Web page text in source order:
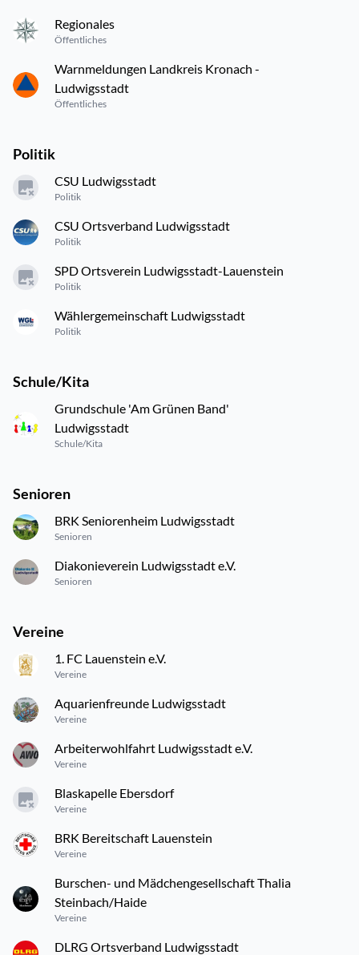
Regionales
Öffentliches
Warnmeldungen Landkreis Kronach -
Ludwigsstadt
Öffentliches
Politik
CSU Ludwigsstadt
Politik
CSU Ortsverband Ludwigsstadt
Politik
SPD Ortsverein Ludwigsstadt-Lauenstein
Politik
Wählergemeinschaft Ludwigsstadt
Politik
Schule/Kita
Grundschule 'Am Grünen Band'
Ludwigsstadt
Schule/Kita
Senioren
BRK Seniorenheim Ludwigsstadt
Senioren
Diakonieverein Ludwigsstadt e.V.
Senioren
Vereine
1. FC Lauenstein e.V.
Vereine
Aquarienfreunde Ludwigsstadt
Vereine
Arbeiterwohlfahrt Ludwigsstadt e.V.
Vereine
Blaskapelle Ebersdorf
Vereine
BRK Bereitschaft Lauenstein
Vereine
Burschen- und Mädchengesellschaft Thalia
Steinbach/Haide
Vereine
DLRG Ortsverband Ludwigsstadt